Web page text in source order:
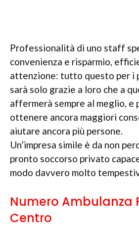
Professionalità di uno staff
convenienza e risparmio,
attenzione: tutto questo per i
sarà solo grazie a loro che a
affermerà sempre al meglio, e
ottenere ancora maggiori
aiutare ancora più persone.
Un’impresa simile è da non
pronto soccorso privato
modo davvero molto
Numero Ambulanza
Centro